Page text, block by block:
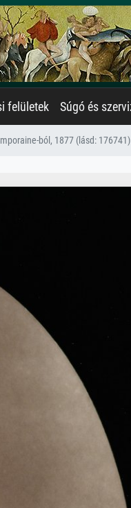
felületek Súgó és
ból, 1877 (lásd: 176741)